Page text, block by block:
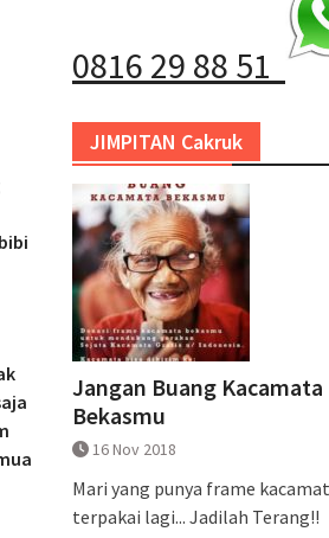
0816 29 88 51
JIMPITAN Cakruk
Jangan Buang Kacamata
Bekasmu
16 Nov 2018
Mari yang punya frame
terpakai lagi... Jadilah Terang!!